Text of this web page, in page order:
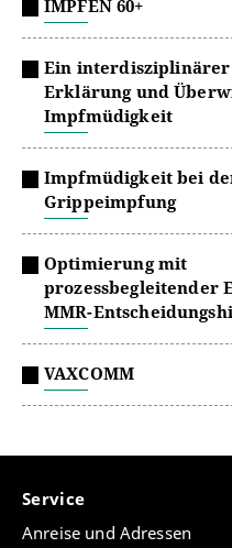
IMPFEN 60+
Ein interdisziplinärer
Erklärung und
Impfmüdigkeit
Impfmüdigkeit bei
Grippeimpfung
Optimierung mit
prozessbegleitender
MMR-
VAXCOMM
Service
Anreise und Adressen